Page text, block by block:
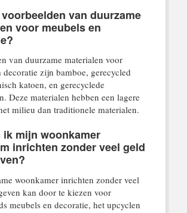
van duurzame
voor meubels en
van duurzame materialen voor
decoratie zijn bamboe, gerecycled
katoen, en gerecyclede
Deze materialen hebben een lagere
milieu dan traditionele materialen.
ik mijn woonkamer
inrichten zonder veel geld
woonkamer inrichten zonder veel
kan door te kiezen voor
meubels en decoratie, het upcyclen